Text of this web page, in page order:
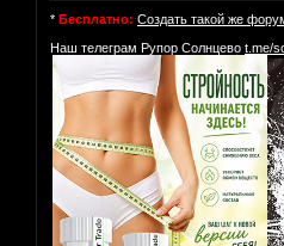
* Бесплатно: Создать такой же
Наш телеграм Рупор Солнцево t.me/